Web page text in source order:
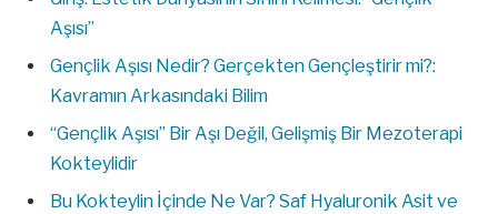
Aşısı”
Gençlik Aşısı Nedir? Gerçekten Gençleştirir mi?:
Kavramın Arkasındaki Bilim
“Gençlik Aşısı” Bir Aşı Değil, Gelişmiş Bir Mezoterapi
Kokteylidir
Bu Kokteylin İçinde Ne Var? Saf Hyaluronik Asit ve